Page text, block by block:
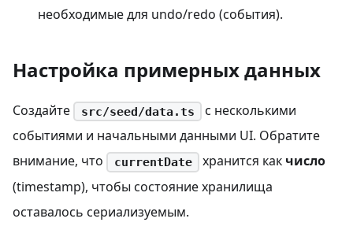
необходимые для undo/redo (события).
Настройка примерных данных
Создайте src/seed/data.ts
с несколькими
событиями и начальными данными UI. Обратите
внимание, что
currentDate хранится как число
(timestamp), чтобы состояние хранилища
оставалось сериализуемым.